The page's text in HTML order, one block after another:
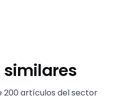
200 artículos del sector